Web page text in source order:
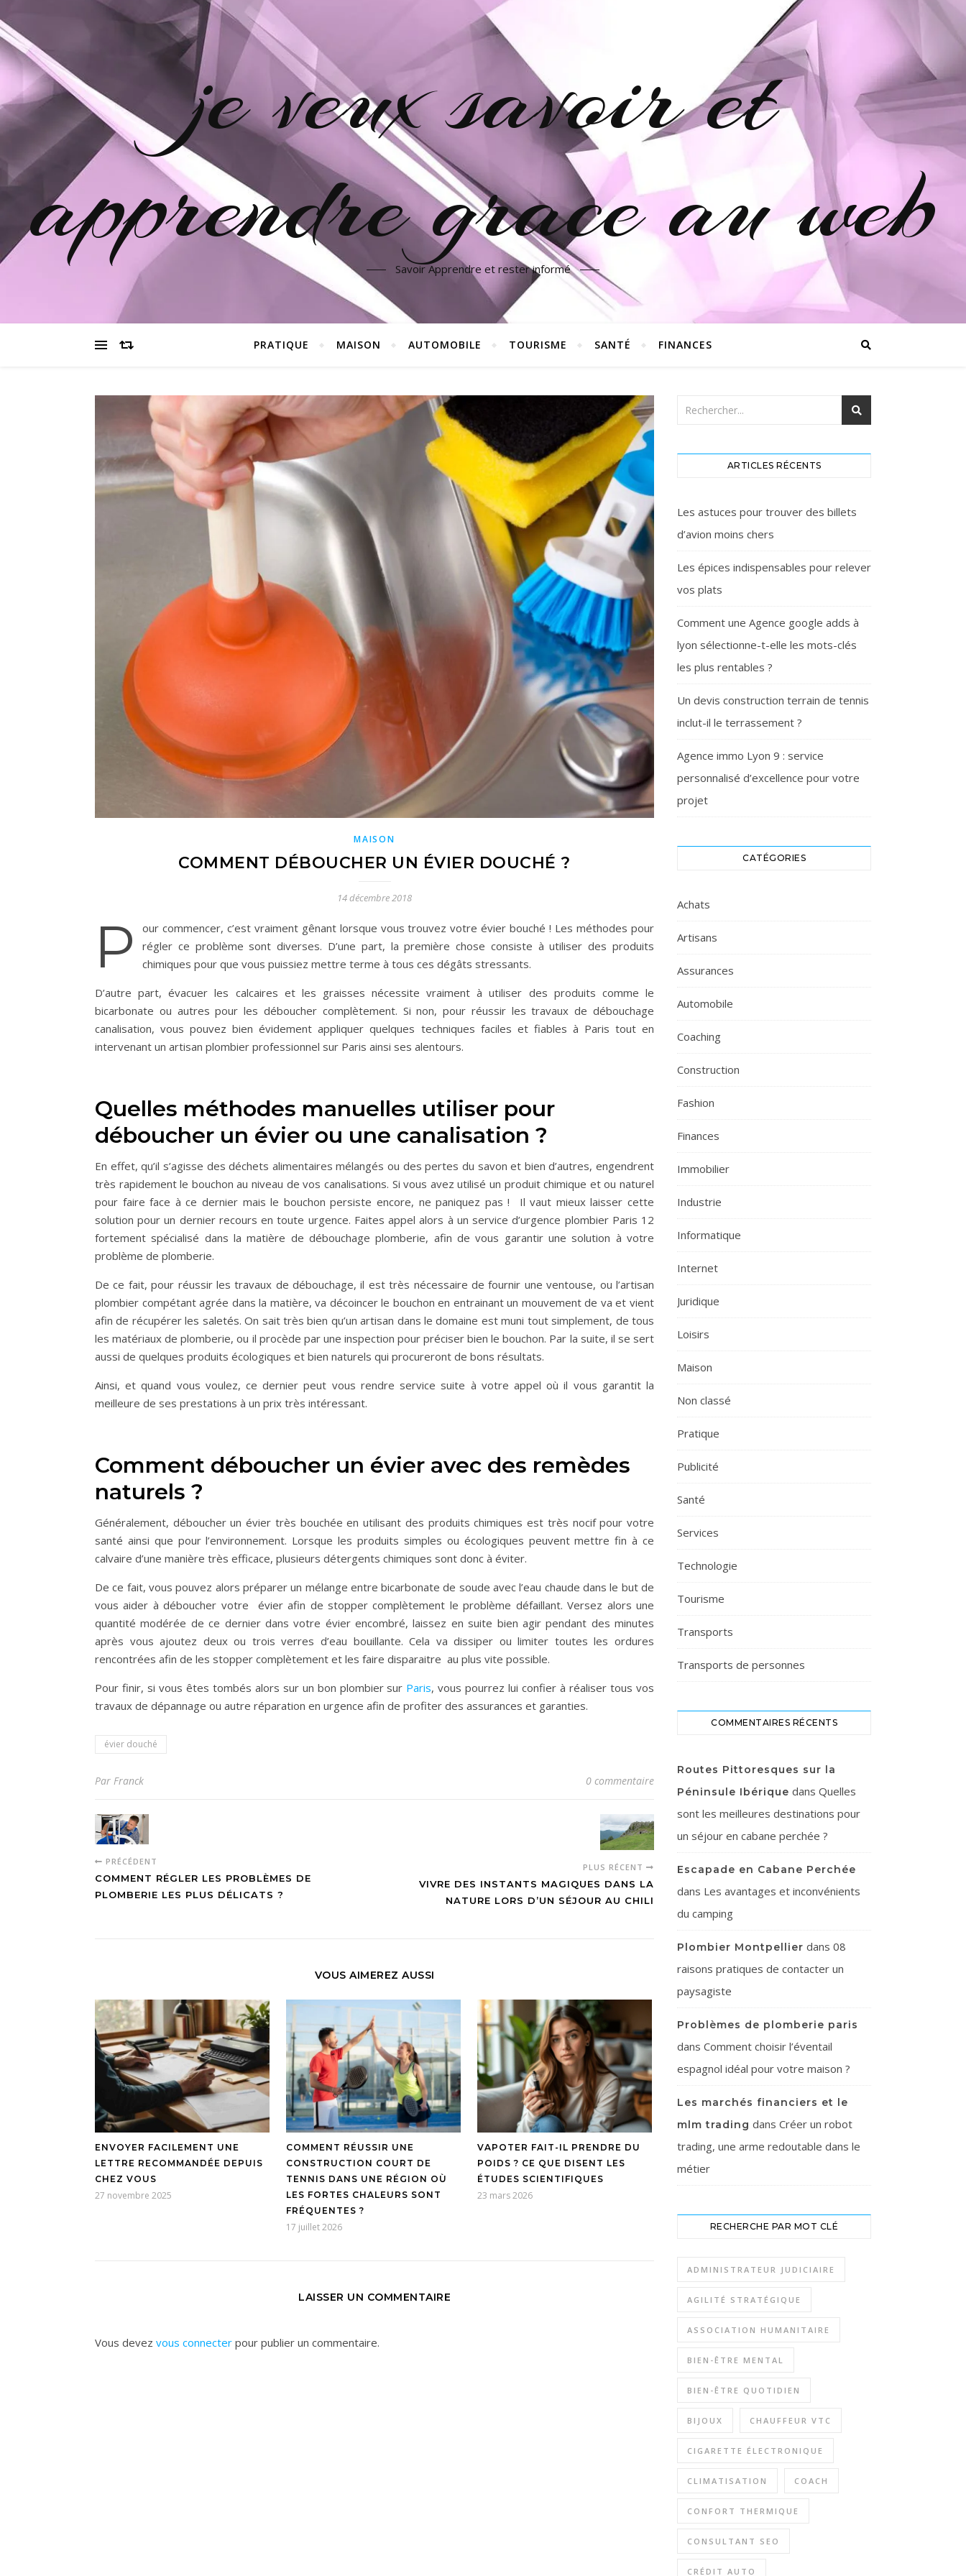
je veux savoir et
apprendre grace au web
Savoir Apprendre et rester informé
PRATIQUE MAISON AUTOMOBILE TOURISME SANTÉ FINANCES
MAISON
COMMENT DÉBOUCHER UN ÉVIER DOUCHÉ ?
14 décembre 2018
P
our commencer, c’est vraiment gênant lorsque vous trouvez votre évier bouché ! Les méthodes pour
régler ce problème sont diverses. D’une part, la première chose consiste à utiliser des produits
chimiques pour que vous puissiez mettre terme à tous ces dégâts stressants.
D’autre part, évacuer les calcaires et les graisses nécessite vraiment à utiliser des produits comme le
bicarbonate ou autres pour les déboucher complètement. Si non, pour réussir les travaux de débouchage
canalisation, vous pouvez bien évidement appliquer quelques techniques faciles et fiables à Paris tout en
intervenant un artisan plombier professionnel sur Paris ainsi ses alentours.
Quelles méthodes manuelles utiliser pour
déboucher un évier ou une canalisation ?
En effet, qu’il s’agisse des déchets alimentaires mélangés ou des pertes du savon et bien d’autres, engendrent
très rapidement le bouchon au niveau de vos canalisations. Si vous avez utilisé un produit chimique et ou naturel
pour faire face à ce dernier mais le bouchon persiste encore, ne paniquez pas ! Il vaut mieux laisser cette
solution pour un dernier recours en toute urgence. Faites appel alors à un service d’urgence plombier Paris 12
fortement spécialisé dans la matière de débouchage plomberie, afin de vous garantir une solution à votre
problème de plomberie.
De ce fait, pour réussir les travaux de débouchage, il est très nécessaire de fournir une ventouse, ou l’artisan
plombier compétant agrée dans la matière, va décoincer le bouchon en entrainant un mouvement de va et vient
afin de récupérer les saletés. On sait très bien qu’un artisan dans le domaine est muni tout simplement, de tous
les matériaux de plomberie, ou il procède par une inspection pour préciser bien le bouchon. Par la suite, il se sert
aussi de quelques produits écologiques et bien naturels qui procureront de bons résultats.
Ainsi, et quand vous voulez, ce dernier peut vous rendre service suite à votre appel où il vous garantit la
meilleure de ses prestations à un prix très intéressant.
Comment déboucher un évier avec des remèdes
naturels ?
Généralement, déboucher un évier très bouchée en utilisant des produits chimiques est très nocif pour votre
santé ainsi que pour l’environnement. Lorsque les produits simples ou écologiques peuvent mettre fin à ce
calvaire d’une manière très efficace, plusieurs détergents chimiques sont donc à éviter.
De ce fait, vous pouvez alors préparer un mélange entre bicarbonate de soude avec l’eau chaude dans le but de
vous aider à déboucher votre évier afin de stopper complètement le problème défaillant. Versez alors une
quantité modérée de ce dernier dans votre évier encombré, laissez en suite bien agir pendant des minutes
après vous ajoutez deux ou trois verres d’eau bouillante. Cela va dissiper ou limiter toutes les ordures
rencontrées afin de les stopper complètement et les faire disparaitre au plus vite possible.
Pour finir, si vous êtes tombés alors sur un bon plombier sur Paris, vous pourrez lui confier à réaliser tous vos
travaux de dépannage ou autre réparation en urgence afin de profiter des assurances et garanties.
évier douché
Par Franck 0 commentaire
PRÉCÉDENT
COMMENT RÉGLER LES PROBLÈMES DE
PLOMBERIE LES PLUS DÉLICATS ?
PLUS RÉCENT
VIVRE DES INSTANTS MAGIQUES DANS LA
NATURE LORS D’UN SÉJOUR AU CHILI
VOUS AIMEREZ AUSSI
ENVOYER FACILEMENT UNE
LETTRE RECOMMANDÉE DEPUIS
CHEZ VOUS
27 novembre 2025
COMMENT RÉUSSIR UNE
CONSTRUCTION COURT DE
TENNIS DANS UNE RÉGION OÙ
LES FORTES CHALEURS SONT
FRÉQUENTES ?
17 juillet 2026
VAPOTER FAIT-IL PRENDRE DU
POIDS ? CE QUE DISENT LES
ÉTUDES SCIENTIFIQUES
23 mars 2026
LAISSER UN COMMENTAIRE
Vous devez vous connecter pour publier un commentaire.
ARTICLES RÉCENTS
Les astuces pour trouver des billets
d’avion moins chers
Les épices indispensables pour relever
vos plats
Comment une Agence google adds à
lyon sélectionne-t-elle les mots-clés
les plus rentables ?
Un devis construction terrain de tennis
inclut-il le terrassement ?
Agence immo Lyon 9 : service
personnalisé d’excellence pour votre
projet
CATÉGORIES
Achats
Artisans
Assurances
Automobile
Coaching
Construction
Fashion
Finances
Immobilier
Industrie
Informatique
Internet
Juridique
Loisirs
Maison
Non classé
Pratique
Publicité
Santé
Services
Technologie
Tourisme
Transports
Transports de personnes
COMMENTAIRES RÉCENTS
Routes Pittoresques sur la
Péninsule Ibérique dans Quelles
sont les meilleures destinations pour
un séjour en cabane perchée ?
Escapade en Cabane Perchée
dans Les avantages et inconvénients
du camping
Plombier Montpellier dans 08
raisons pratiques de contacter un
paysagiste
Problèmes de plomberie paris
dans Comment choisir l’éventail
espagnol idéal pour votre maison ?
Les marchés financiers et le
mlm trading dans Créer un robot
trading, une arme redoutable dans le
métier
RECHERCHE PAR MOT CLÉ
ADMINISTRATEUR JUDICIAIRE
AGILITÉ STRATÉGIQUE
ASSOCIATION HUMANITAIRE
BIEN-ÊTRE MENTAL
BIEN-ÊTRE QUOTIDIEN
BIJOUX CHAUFFEUR VTC
CIGARETTE ÉLECTRONIQUE
CLIMATISATION COACH
CONFORT THERMIQUE
CONSULTANT SEO
CRÉDIT AUTO